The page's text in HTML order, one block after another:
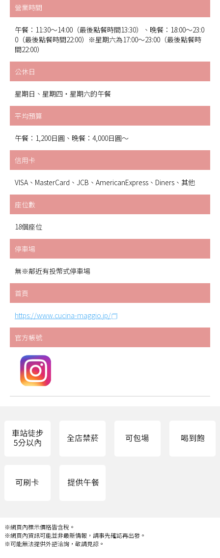
營業時間
午餐：11:30～14:00（最後點餐時間13:30）、晚餐：18:00～23:0
0（最後點餐時間22:00）※星期六為17:00～23:00（最後點餐時
間22:00）
公休日
星期日、星期四・星期六的午餐
平均預算
午餐：1,200日圓、晚餐：4,000日圓～
信用卡
VISA、MasterCard、JCB、AmericanExpress、Diners、其他
座位數
18個座位
停車場
無※鄰近有投幣式停車場
首頁
https://www.cucina-maggio.jp/
官方帳號
※網頁內標示價格皆含稅。
※網頁內資訊可能並非最新情報，請事先確認再出發。
※可能無法提供外語洽詢，敬請見諒。